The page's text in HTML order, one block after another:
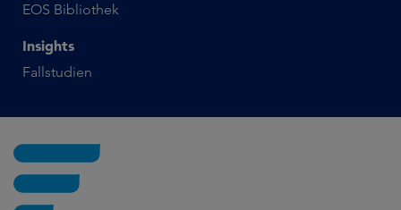
EOS Bibliothek
Insights
Fallstudien